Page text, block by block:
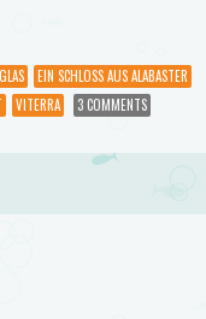
EIN SCHLOSS AUS ALABASTER
VITERRA 3 COMMENTS